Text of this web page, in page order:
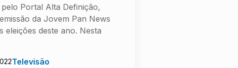
Portal Alta Definição,
da Jovem Pan News
eleições deste ano. Nesta
Televisão